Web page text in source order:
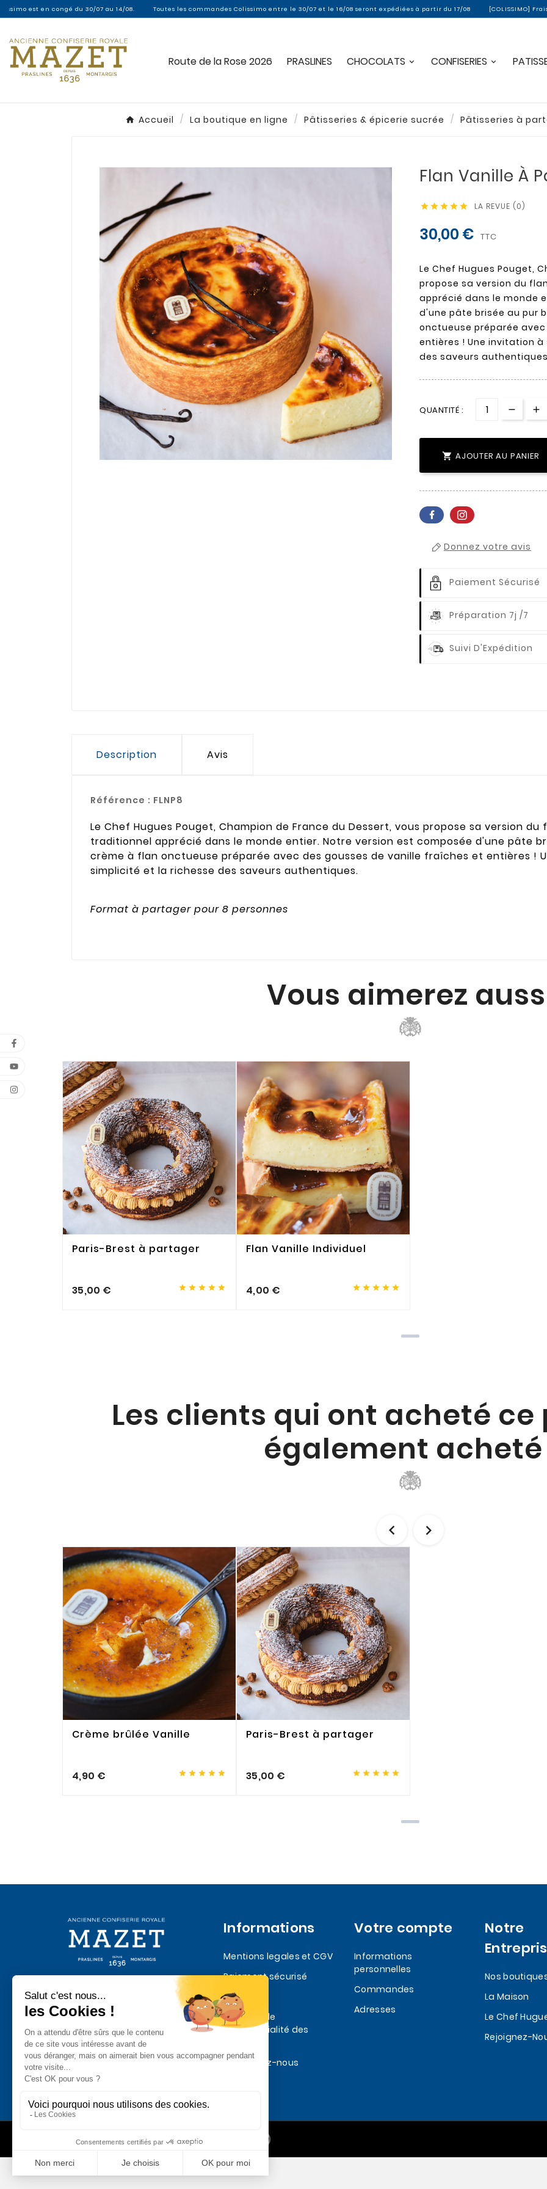
du 30/07 au 14/08. Toutes les commandes Colissimo entre le 30/07 et le 16/08 seront expédiées à partir du 17/08 [COLISSIMO] Frais de port
Route de la Rose 2026 PRASLINES CHOCOLATS CONFISERIES
Accueil La boutique en ligne Pâtisseries & épicerie sucrée Pâtisseries à
Flan Vanille À
     LA REVUE (0)
30,00 € TTC
Le Chef Hugues Pouget,
propose sa version du
apprécié dans le monde
d'une pâte brisée au pur
onctueuse préparée
entières ! Une invitation
des saveurs
QUANTITÉ :
 AJOUTER AU PANIER
Donnez votre avis
Paiement Sécurisé
Préparation 7j /7
Suivi D'Expédition
Description Avis
Référence : FLNP8
Le Chef Hugues Pouget, Champion de France du Dessert, vous propose sa version
traditionnel apprécié dans le monde entier. Notre version est composée d'une pâte
crème à flan onctueuse préparée avec des gousses de vanille fraîches et entières !
simplicité et la richesse des saveurs authentiques.
Format à partager pour 8 personnes
Vous aimerez
Paris-Brest à partager
35,00 €     
Flan Vanille Individuel
4,00 €     
Les clients qui ont acheté
également acheté
 
Crème brûlée Vanille
4,90 €     
Paris-Brest à partager
35,00 €     
Quatre siècles de Praslines et de
chocolat depuis 1636
Informations
Mentions legales et CGV
Paiement sécurisé
Livraison
Politique de
confidentialité des
Contactez-nous
Votre compte
Informations
personnelles
Commandes
Adresses
Notre
Nos
La Maison
Le Chef
Rejoignez-